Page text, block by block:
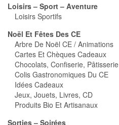
Loisirs – Sport – Aventure
Loisirs Sportifs
Noël Et Fêtes Des CE
Arbre De Noël CE / Animations
Cartes Et Chèques Cadeaux
Chocolats, Confiserie, Pâtisserie
Colis Gastronomiques Du CE
Idées Cadeaux
Jeux, Jouets, Livres, CD
Produits Bio Et Artisanaux
Sorties – Soirées